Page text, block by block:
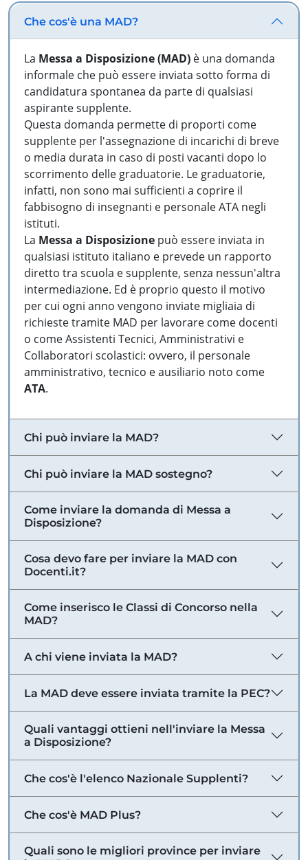
Che cos'è una MAD?
La Messa a Disposizione (MAD) è una domanda
informale che può essere inviata sotto forma di
candidatura spontanea da parte di qualsiasi
aspirante supplente.
Questa domanda permette di proporti come
supplente per l'assegnazione di incarichi di breve
o media durata in caso di posti vacanti dopo lo
scorrimento delle graduatorie. Le graduatorie,
infatti, non sono mai sufficienti a coprire il
fabbisogno di insegnanti e personale ATA negli
istituti.
La Messa a Disposizione può essere inviata in
qualsiasi istituto italiano e prevede un rapporto
diretto tra scuola e supplente, senza nessun'altra
intermediazione. Ed è proprio questo il motivo
per cui ogni anno vengono inviate migliaia di
richieste tramite MAD per lavorare come docenti
o come Assistenti Tecnici, Amministrativi e
Collaboratori scolastici: ovvero, il personale
amministrativo, tecnico e ausiliario noto come
ATA.
Chi può inviare la MAD?
Chi può inviare la MAD sostegno?
Come inviare la domanda di Messa a
Disposizione?
Cosa devo fare per inviare la MAD con
Docenti.it?
Come inserisco le Classi di Concorso nella
MAD?
A chi viene inviata la MAD?
La MAD deve essere inviata tramite la PEC?
Quali vantaggi ottieni nell'inviare la Messa
a Disposizione?
Che cos'è l'elenco Nazionale Supplenti?
Che cos'è MAD Plus?
Quali sono le migliori province per inviare